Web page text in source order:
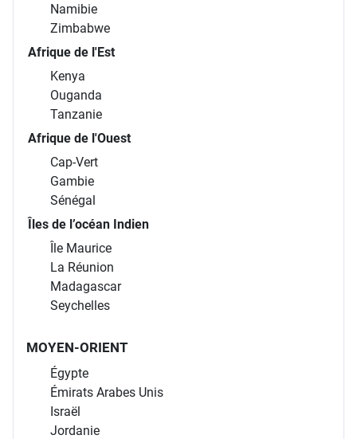
Namibie
Zimbabwe
Afrique de l'Est
Kenya
Ouganda
Tanzanie
Afrique de l'Ouest
Cap-Vert
Gambie
Sénégal
Îles de l’océan Indien
Île Maurice
La Réunion
Madagascar
Seychelles
MOYEN-ORIENT
Égypte
Émirats Arabes Unis
Israël
Jordanie